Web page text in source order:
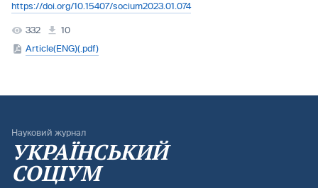
https://doi.org/10.15407/socium2023.01.074
332
10
Article(ENG)(.pdf)
Науковий журнал
УКРАЇНСЬКИЙ
СОЦІУМ